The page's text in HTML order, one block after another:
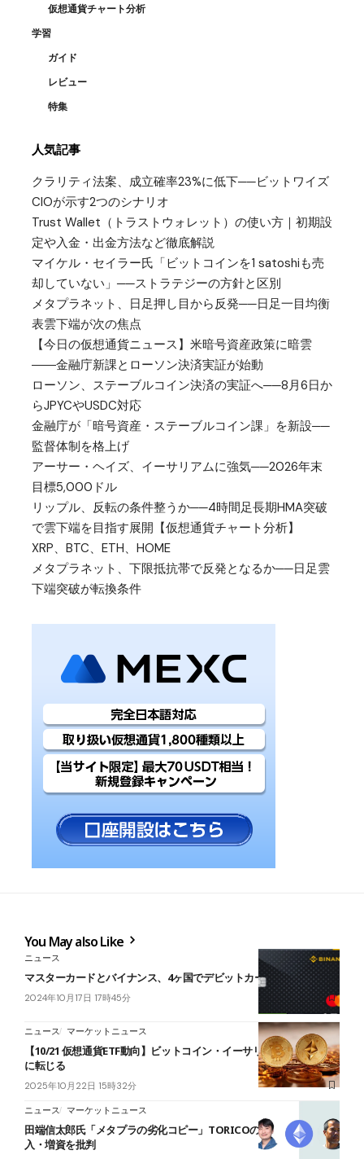
仮想通貨チャート分析
学習
ガイド
レビュー
特集
人気記事
クラリティ法案、成立確率23%に低下──ビットワイズ
CIOが示す2つのシナリオ
Trust Wallet（トラストウォレット）の使い方｜初期設
定や入金・出金方法など徹底解説
マイケル・セイラー氏「ビットコインを1 satoshiも売
却していない」──ストラテジーの方針と区別
メタプラネット、日足押し目から反発──日足一目均衡
表雲下端が次の焦点
【今日の仮想通貨ニュース】米暗号資産政策に暗雲
――金融庁新課とローソン決済実証が始動
ローソン、ステーブルコイン決済の実証へ──8月6日か
らJPYCやUSDC対応
金融庁が「暗号資産・ステーブルコイン課」を新設──
監督体制を格上げ
アーサー・ヘイズ、イーサリアムに強気──2026年末
目標5,000ドル
リップル、反転の条件整うか──4時間足長期HMA突破
で雲下端を目指す展開【仮想通貨チャート分析】
XRP、BTC、ETH、HOME
メタプラネット、下限抵抗帯で反発となるか──日足雲
下端突破が転換条件
You May also Like
ニュース
マスターカードとバイナンス、4ヶ国でデビットカードの提携を終了
2024年10月17日 17時45分
ニュース マーケットニュース
【10/21 仮想通貨ETF動向】ビットコイン・イーサリアムが資金流入
に転じる
2025年10月22日 15時32分
ニュース マーケットニュース
田端信太郎氏「メタプラの劣化コピー」TORICOのイーサリアム購
入・増資を批判